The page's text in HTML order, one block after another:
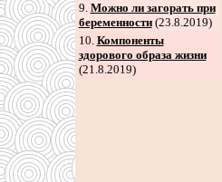
9. Можно ли загорать при
беременности(23.8.2019)
10. Компоненты
здорового образа жизни
(21.8.2019)